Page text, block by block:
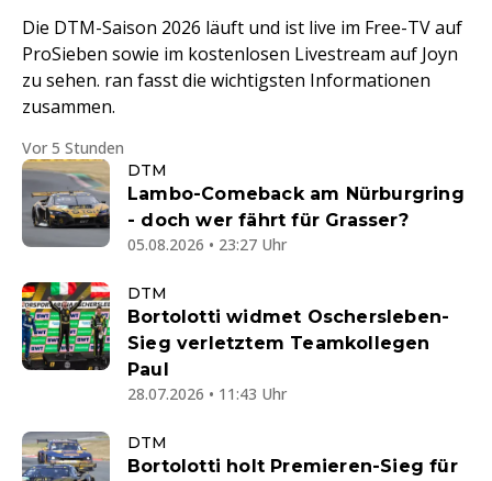
Die DTM-Saison 2026 läuft und ist live im Free-TV auf
ProSieben sowie im kostenlosen Livestream auf Joyn
zu sehen. ran fasst die wichtigsten Informationen
zusammen.
Vor 5 Stunden
DTM
Lambo-Comeback am Nürburgring
- doch wer fährt für Grasser?
05.08.2026 • 23:27 Uhr
DTM
Bortolotti widmet Oschersleben-
Sieg verletztem Teamkollegen
Paul
28.07.2026 • 11:43 Uhr
DTM
Bortolotti holt Premieren-Sieg für